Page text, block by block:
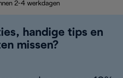
2-4 werkdagen
handige tips en
missen?